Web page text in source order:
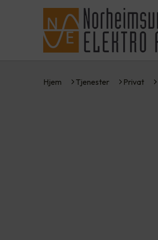
Hjem Tjenester Privat